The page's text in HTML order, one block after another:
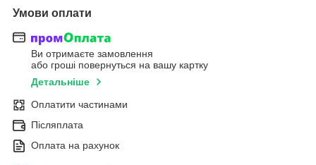
Умови оплати
Ви отримаєте замовлення
або гроші повернуться на вашу картку
Детальніше
Оплатити частинами
Післяплата
Оплата на рахунок